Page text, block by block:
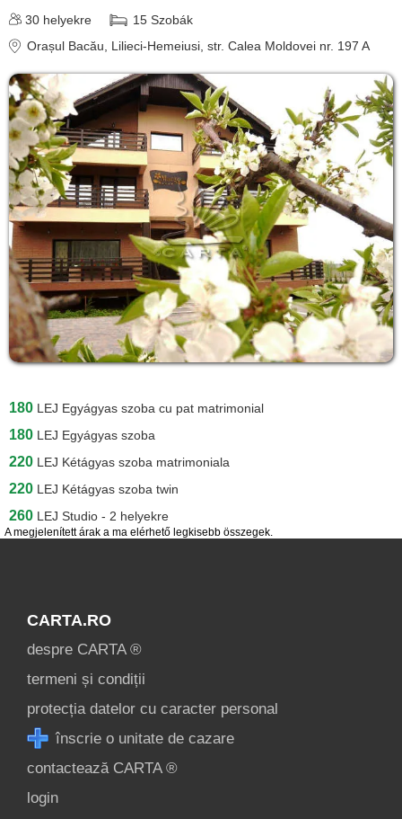
A megjelenített árak a ma elérhető legkisebb összegek.
30 helyekre 15 Szobák
Orașul Bacău , Lilieci-Hemeiusi, str. Calea Moldovei nr. 197 A
180 LEJ Egyágyas szoba cu pat matrimonial
180 LEJ Egyágyas szoba
220 LEJ Kétágyas szoba matrimoniala
220 LEJ Kétágyas szoba twin
260 LEJ Studio - 2 helyekre
CARTA.RO
despre CARTA ®
termeni și condiții
protecția datelor cu caracter personal
înscrie o unitate de cazare
contactează CARTA ®
login